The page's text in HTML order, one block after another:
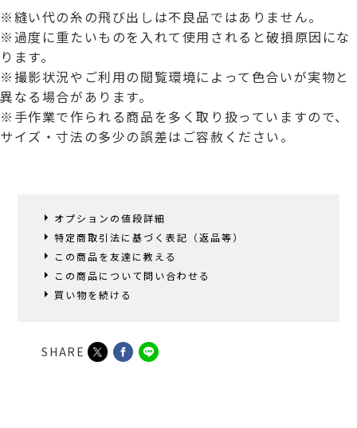
※縫い代の糸の飛び出しは不良品ではありません。
※過度に重たいものを入れて使用されると破損原因にな
ります。
※撮影状況やご利用の閲覧環境によって色合いが実物と
異なる場合があります。
※手作業で作られる商品を多く取り扱っていますので、
サイズ・寸法の多少の誤差はご容赦ください。
オプションの値段詳細
特定商取引法に基づく表記（返品等）
この商品を友達に教える
この商品について問い合わせる
買い物を続ける
SHARE